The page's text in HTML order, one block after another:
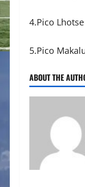
4.Pico
5.Pico
ABOUT THE